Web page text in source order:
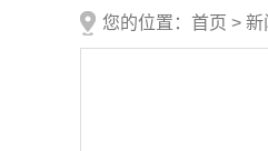
您的位置： 首页 > 新